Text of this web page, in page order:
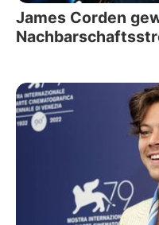
James Corden